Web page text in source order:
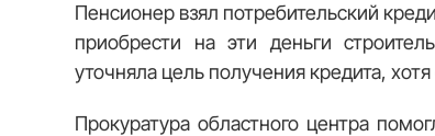
Пенсионер взял потребительский
приобрести на эти деньги
уточняла цель получения кредита,
Прокуратура областного центра